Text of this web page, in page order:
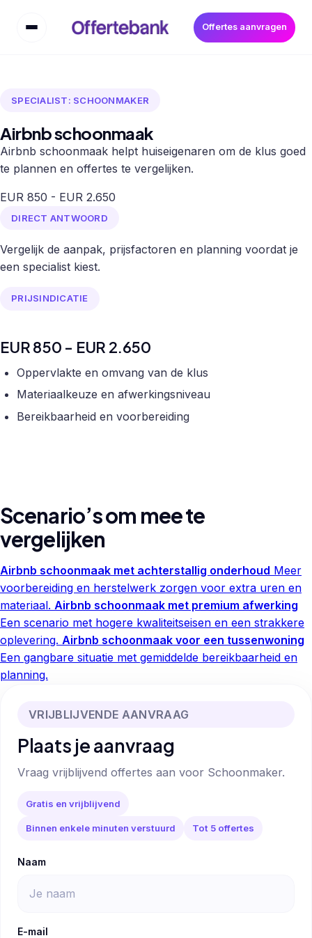
Offertes aanvragen
SPECIALIST: SCHOONMAKER
Airbnb schoonmaak
Airbnb schoonmaak helpt huiseigenaren om de klus goed
te plannen en offertes te vergelijken.
EUR 850 - EUR 2.650
DIRECT ANTWOORD
Vergelijk de aanpak, prijsfactoren en planning voordat je
een specialist kiest.
PRIJSINDICATIE
EUR 850 - EUR 2.650
Oppervlakte en omvang van de klus
Materiaalkeuze en afwerkingsniveau
Bereikbaarheid en voorbereiding
Scenario’s om mee te
vergelijken
Airbnb schoonmaak met achterstallig onderhoud Meer
voorbereiding en herstelwerk zorgen voor extra uren en
materiaal. Airbnb schoonmaak met premium afwerking
Een scenario met hogere kwaliteitseisen en een strakkere
oplevering. Airbnb schoonmaak voor een tussenwoning
Een gangbare situatie met gemiddelde bereikbaarheid en
planning.
VRIJBLIJVENDE AANVRAAG
Plaats je aanvraag
Vraag vrijblijvend offertes aan voor Schoonmaker.
Gratis en vrijblijvend
Binnen enkele minuten verstuurd Tot 5 offertes
Naam
E-mail